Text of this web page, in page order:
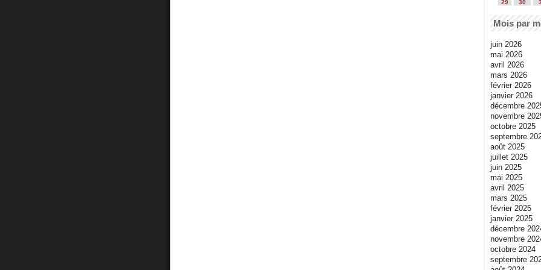
29
30
Mois par
juin 2026
mai 2026
avril 2026
mars 2026
février 2026
janvier 2026
décembre
novembre
octobre 2025
septembre
août 2025
juillet 2025
juin 2025
mai 2025
avril 2025
mars 2025
février 2025
janvier 2025
décembre
novembre
octobre 2024
septembre